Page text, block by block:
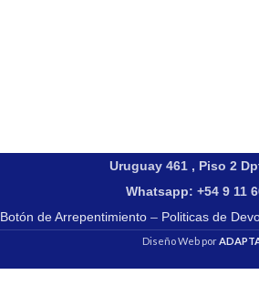
Uruguay 461 , Piso 2
Whatsapp: +54 9 11
Botón de Arrepentimiento– Politicas de
Diseño Web por